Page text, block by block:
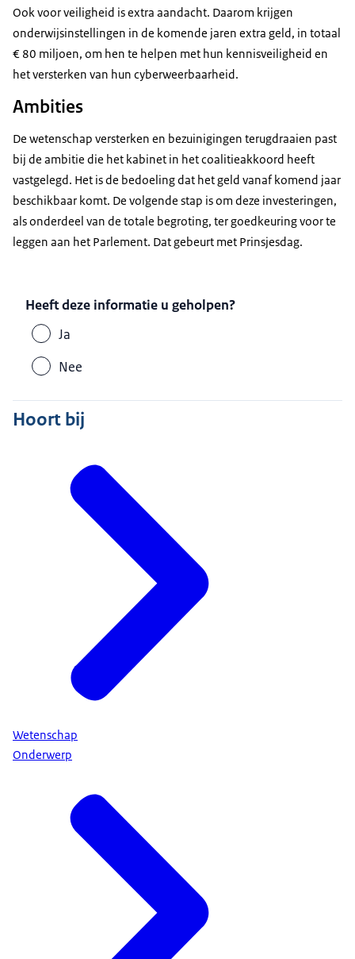
Ook voor veiligheid is extra aandacht. Daarom krijgen
onderwijsinstellingen in de komende jaren extra geld, in totaal
€ 80 miljoen, om hen te helpen met hun kennisveiligheid en
het versterken van hun cyberweerbaarheid.
Ambities
De wetenschap versterken en bezuinigingen terugdraaien past
bij de ambitie die het kabinet in het coalitieakkoord heeft
vastgelegd. Het is de bedoeling dat het geld vanaf komend jaar
beschikbaar komt. De volgende stap is om deze investeringen,
als onderdeel van de totale begroting, ter goedkeuring voor te
leggen aan het Parlement. Dat gebeurt met Prinsjesdag.
Heeft deze informatie u geholpen?
Ja
Nee
Hoort bij
Wetenschap
Onderwerp